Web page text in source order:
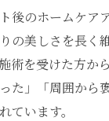
後のホームケア
の美しさを長く
術を受けた方か
た」「周囲から
ています。